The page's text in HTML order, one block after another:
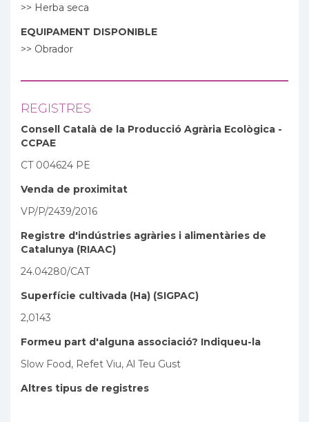
>> Herba seca
EQUIPAMENT DISPONIBLE
>> Obrador
REGISTRES
Consell Català de la Producció Agrària Ecològica -
CCPAE
CT 004624 PE
Venda de proximitat
VP/P/2439/2016
Registre d'indústries agràries i alimentàries de
Catalunya (RIAAC)
24.04280/CAT
Superfície cultivada (Ha) (SIGPAC)
2,0143
Formeu part d'alguna associació? Indiqueu-la
Slow Food, Refet Viu, Al Teu Gust
Altres tipus de registres